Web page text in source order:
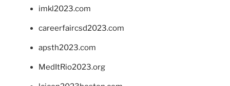
imkl2023.com
careerfaircsd2023.com
apsth2023.com
MedItRio2023.org